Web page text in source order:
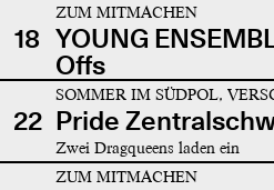
18
ZUM MITMACHEN
YOUNG
Offs
22
SOMMER IM SÜDPOL,
Pride
Zwei Dragqueens laden ein
ZUM MITMACHEN